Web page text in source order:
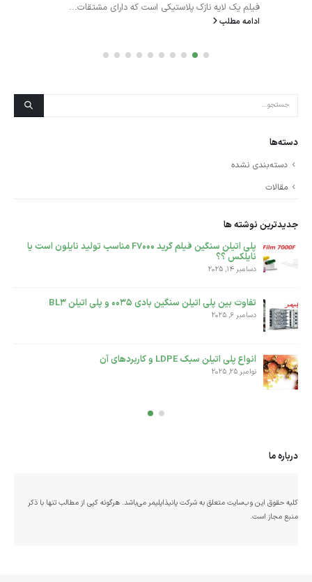
فیلم یک لایه نازک پلاستیکی است که دارای مشتقات...
ادامه مطلب
دسته‌ها
دسته‌بندی نشده
مقالات
جدیدترین نوشته ها
پلی اتیلن سنگین فیلم گرید F7000 مناسب تولید نایلون است یا
نایلکس ؟؟
دسامبر 14, 2025
تفاوت بین پلی اتیلن سنگین بادی 0035 و پلی اتیلن BL3
دسامبر 6, 2025
انواع پلی اتیلن سبک LDPE و کاربردهای آن
نوامبر 25, 2025
درباره ما
کلیه حقوق این وب‌سایت متعلق به شرکت پانیذاپلیمر می‌باشد. هرگونه کپی از مطالب تنها با ذکر
منبع مجاز است.